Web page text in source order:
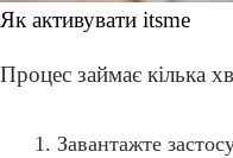
Як активувати itsme
Процес займає кілька
Завантажте